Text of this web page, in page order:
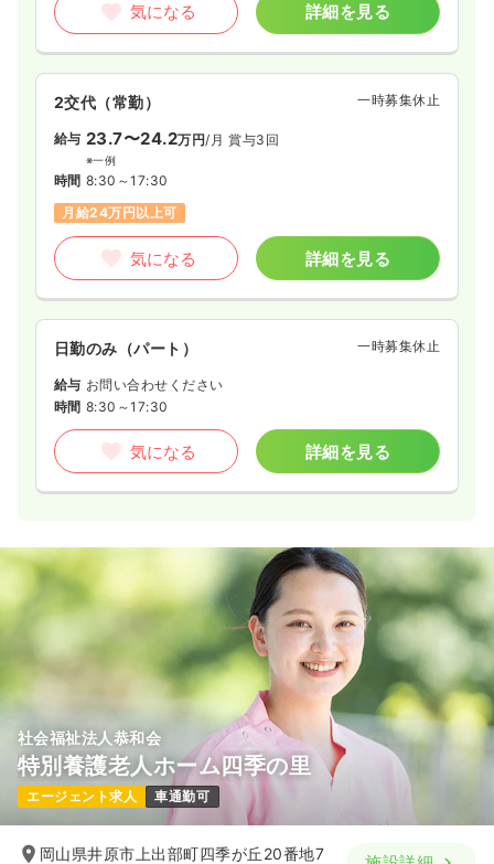
気になる 詳細を見る
2交代（常勤） 一時募集休止
給与 23.7〜24.2万円/月 賞与3回
※一例
時間 8:30～17:30
月給24万円以上可
気になる 詳細を見る
日勤のみ（パート） 一時募集休止
給与 お問い合わせください
時間 8:30～17:30
気になる 詳細を見る
社会福祉法人恭和会
特別養護老人ホーム四季の里
エージェント求人 車通勤可
岡山県井原市上出部町四季が丘20番地7